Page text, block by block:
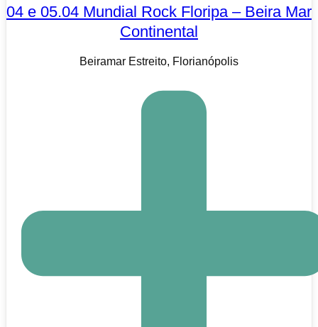
04 e 05.04 Mundial Rock Floripa – Beira Mar
Continental
Beiramar Estreito, Florianópolis